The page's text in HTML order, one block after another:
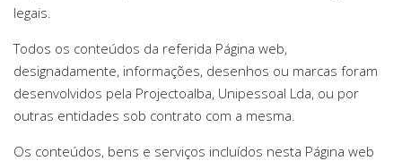
legais.
Todos os conteúdos da referida Página web,
designadamente, informações, desenhos ou marcas foram
desenvolvidos pela Projectoalba, Unipessoal Lda, ou por
outras entidades sob contrato com a mesma.
Os conteúdos, bens e serviços incluídos nesta Página web